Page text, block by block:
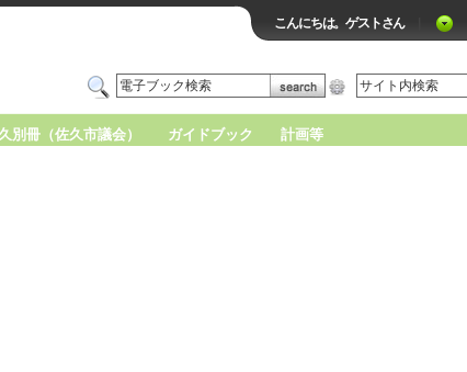
こんにちは。ゲストさん
別冊（佐久市議会） ガイドブック 計画等